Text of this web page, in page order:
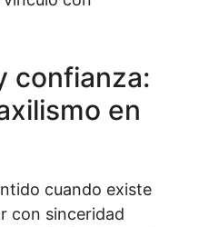
confianza:
en
cuando existe
con sinceridad